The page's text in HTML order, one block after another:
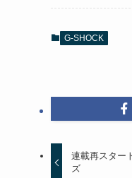
G-SHOCK
連載再スター
ズ